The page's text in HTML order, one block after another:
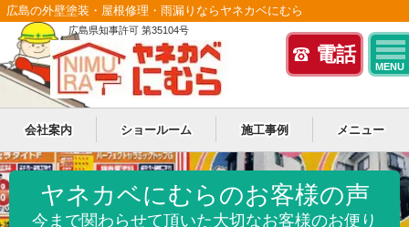
電話
MENU
広島の外壁塗装・屋根修理・雨漏りならヤネカベにむら
広島県知事許可 第35104号
会社案内 ショールーム 施工事例 メニュー
ヤネカベにむらのお客様の声
今まで関わらせて頂いた大切なお客様のお便り